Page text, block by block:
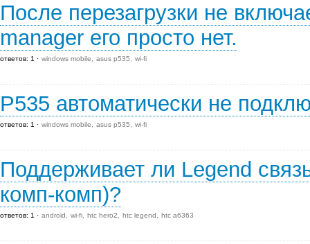
После перезагрузки не
manager его просто нет.
ответов: 1 windows mobile asus p535 wi-fi
Р535 автоматически не
ответов: 1 windows mobile asus p535 wi-fi
Поддерживает ли Legend
комп-комп)?
ответов: 1 android wi-fi htc hero2 htc legend htc a6363